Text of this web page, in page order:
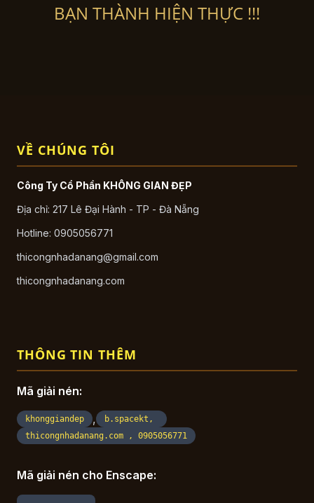
BẠN THÀNH HIỆN THỰC !!!
VỀ CHÚNG TÔI
Công Ty Cổ Phần KHÔNG GIAN ĐẸP
Địa chỉ: 217 Lê Đại Hành - TP - Đà Nẵng
Hotline: 0905056771
thicongnhadanang@gmail.com
thicongnhadanang.com
THÔNG TIN THÊM
Mã giải nén:
khonggiandep ,
b.spacekt,
thicongnhadanang.com , 0905056771
Mã giải nén cho Enscape: